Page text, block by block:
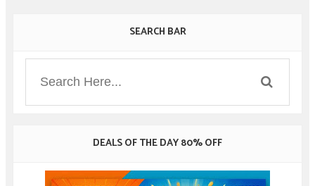
SEARCH BAR
DEALS OF THE DAY 80% OFF